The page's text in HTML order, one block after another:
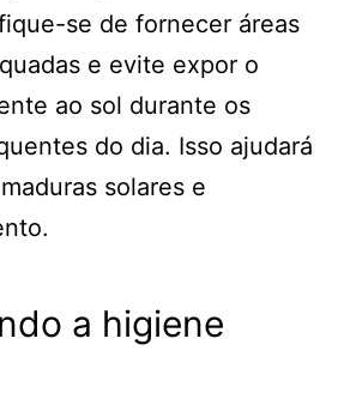
se de fornecer áreas
e evite expor o
ao sol durante os
do dia. Isso ajudará
solares e
a higiene